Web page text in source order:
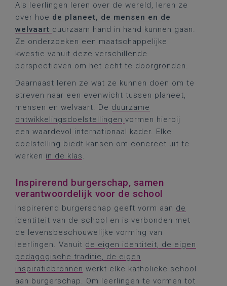
Als leerlingen leren over de wereld, leren ze
over hoe de planeet, de mensen en de
welvaart duurzaam hand in hand kunnen gaan.
Ze onderzoeken een maatschappelijke
kwestie vanuit deze verschillende
perspectieven om het echt te doorgronden.
Daarnaast leren ze wat ze kunnen doen om te
streven naar een evenwicht tussen planeet,
mensen en welvaart. De duurzame
ontwikkelingsdoelstellingen vormen hierbij
een waardevol internationaal kader. Elke
doelstelling biedt kansen om concreet uit te
werken in de klas.
Inspirerend burgerschap, samen
verantwoordelijk voor de school
Inspirerend burgerschap geeft vorm aan de
identiteit van de school en is verbonden met
de levensbeschouwelijke vorming van
leerlingen. Vanuit de eigen identiteit, de eigen
pedagogische traditie, de eigen
inspiratiebronnen werkt elke katholieke school
aan burgerschap. Om leerlingen te vormen tot